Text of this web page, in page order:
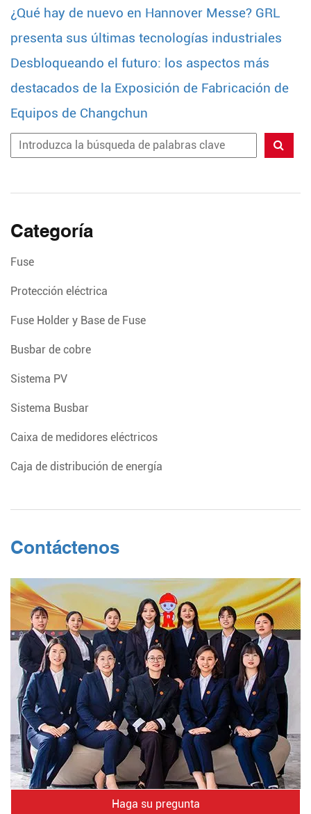
¿Qué hay de nuevo en Hannover Messe? GRL
presenta sus últimas tecnologías industriales
Desbloqueando el futuro: los aspectos más
destacados de la Exposición de Fabricación de
Equipos de Changchun
Categoría
Fuse
Protección eléctrica
Fuse Holder y Base de Fuse
Busbar de cobre
Sistema PV
Sistema Busbar
Caixa de medidores eléctricos
Caja de distribución de energía
Contáctenos
Haga su pregunta